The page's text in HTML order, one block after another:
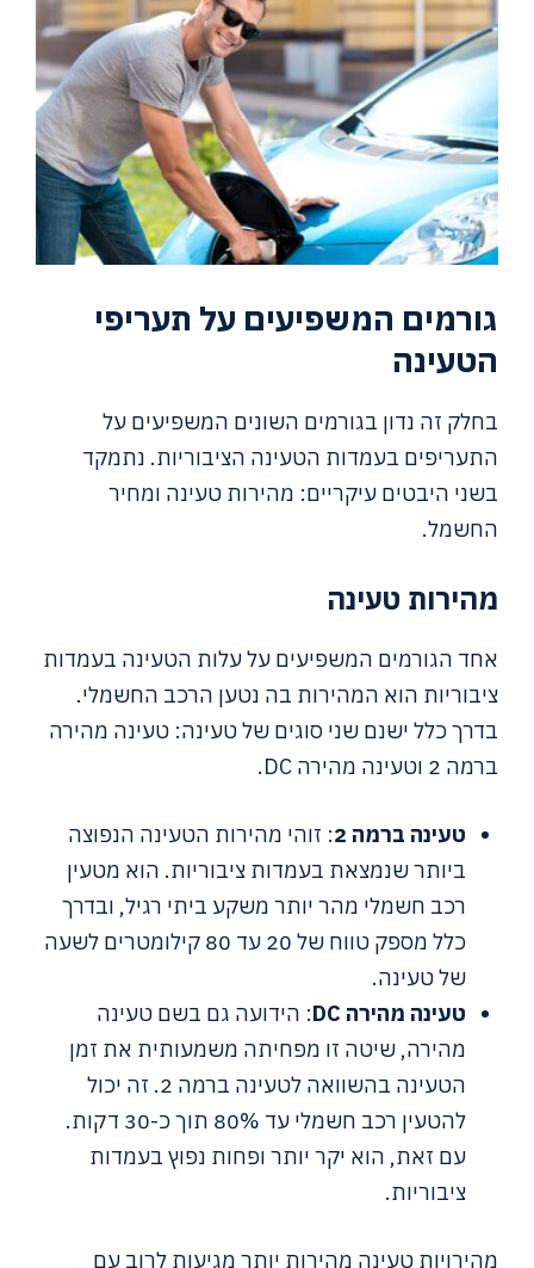
גורמים המשפיעים על תעריפי
הטעינה
בחלק זה נדון בגורמים השונים המשפיעים על
התעריפים בעמדות הטעינה הציבוריות. נתמקד
בשני היבטים עיקריים: מהירות טעינה ומחיר
החשמל.
מהירות טעינה
אחד הגורמים המשפיעים על עלות הטעינה בעמדות
ציבוריות הוא המהירות בה נטען הרכב החשמלי.
בדרך כלל ישנם שני סוגים של טעינה: טעינה מהירה
ברמה 2 וטעינה מהירה DC.
טעינה ברמה 2
: זוהי מהירות הטעינה הנפוצה
ביותר שנמצאת בעמדות ציבוריות. הוא מטעין
רכב חשמלי מהר יותר משקע ביתי רגיל, ובדרך
כלל מספק טווח של 20 עד 80 קילומטרים לשעה
של טעינה.
טעינה מהירה DC
: הידועה גם בשם טעינה
מהירה, שיטה זו מפחיתה משמעותית את זמן
הטעינה בהשוואה לטעינה ברמה 2. זה יכול
להטעין רכב חשמלי עד 80% תוך כ-30 דקות.
עם זאת, הוא יקר יותר ופחות נפוץ בעמדות
ציבוריות.
מהירויות טעינה מהירות יותר מגיעות לרוב עם